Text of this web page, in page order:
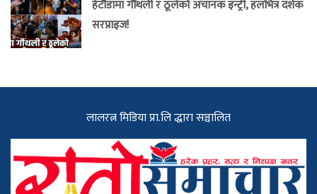
हेटौंडामा गौँथली र ठूलेको अचानक इन्ट्री, हलभित्र दर्शक
सरप्राइज!
लालरत्न मिडिया प्रा.लि द्धारा सञ्चालित